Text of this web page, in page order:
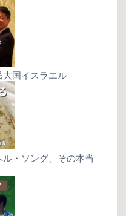
国イスラエル
・ソング、その本当